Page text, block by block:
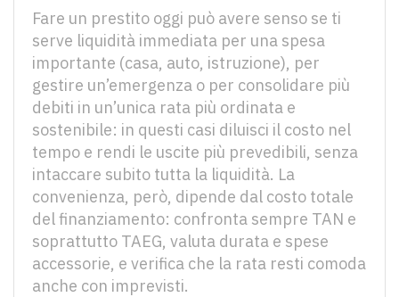
Fare un prestito oggi può avere senso se ti
serve liquidità immediata per una spesa
importante (casa, auto, istruzione), per
gestire un’emergenza o per consolidare più
debiti in un’unica rata più ordinata e
sostenibile: in questi casi diluisci il costo nel
tempo e rendi le uscite più prevedibili, senza
intaccare subito tutta la liquidità. La
convenienza, però, dipende dal costo totale
del finanziamento: confronta sempre TAN e
soprattutto TAEG, valuta durata e spese
accessorie, e verifica che la rata resti comoda
anche con imprevisti.